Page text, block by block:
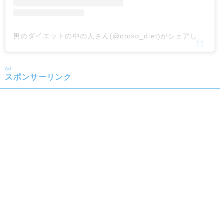
男のダイエットの中の人さん(@otoko_diet)がシェアした投稿
Ad
スポンサーリンク